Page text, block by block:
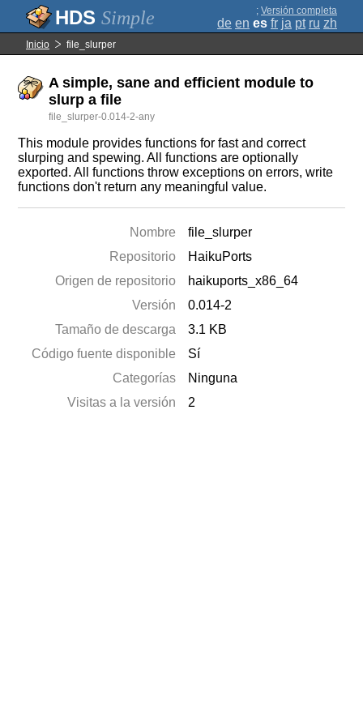
Simple ; Versión completa
de en es fr ja pt ru zh
Inicio file_slurper
A simple, sane and efficient module to
slurp a file
file_slurper-0.014-2-any
This module provides functions for fast and correct
slurping and spewing. All functions are optionally
exported. All functions throw exceptions on errors, write
functions don't return any meaningful value.
Nombre
file_slurper
Repositorio
HaikuPorts
Origen de repositorio
haikuports_x86_64
Versión
0.014-2
Tamaño de descarga
3.1 KB
Código fuente disponible
Sí
Categorías
Ninguna
Visitas a la versión
2